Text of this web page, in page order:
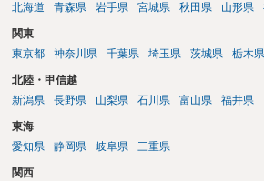
北海道
青森県 岩手県 宮城県 秋田県 山形県
関東
東京都
神奈川県 千葉県 埼玉県 茨城県 栃木県
北陸・甲信越
新潟県
長野県 山梨県 石川県 富山県 福井県
東海
愛知県
静岡県 岐阜県 三重県
関西